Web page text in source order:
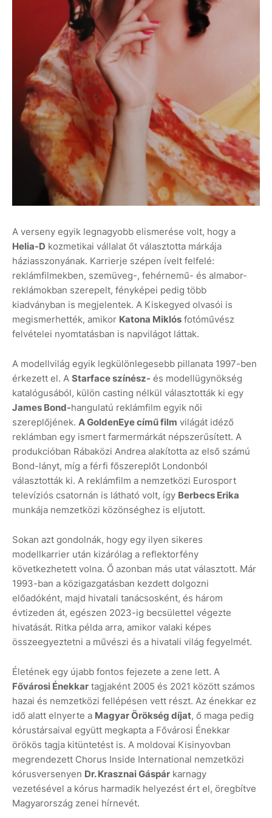
A verseny egyik legnagyobb elismerése volt, hogy a
Helia-D kozmetikai vállalat őt választotta márkája
háziasszonyának. Karrierje szépen ívelt felfelé:
reklámfilmekben, szemüveg-, fehérnemű- és almabor-
reklámokban szerepelt, fényképei pedig több
kiadványban is megjelentek. A Kiskegyed olvasói is
megismerhették, amikor Katona Miklós fotóművész
felvételei nyomtatásban is napvilágot láttak.
A modellvilág egyik legkülönlegesebb pillanata 1997-ben
érkezett el. A Starface színész- és modellügynökség
katalógusából, külön casting nélkül választották ki egy
James Bond-hangulatú reklámfilm egyik női
szereplőjének. A GoldenEye című film világát idéző
reklámban egy ismert farmermárkát népszerűsített. A
produkcióban Rábaközi Andrea alakította az első számú
Bond-lányt, míg a férfi főszereplőt Londonból
választották ki. A reklámfilm a nemzetközi Eurosport
televíziós csatornán is látható volt, így Berbecs Erika
munkája nemzetközi közönséghez is eljutott.
Sokan azt gondolnák, hogy egy ilyen sikeres
modellkarrier után kizárólag a reflektorfény
következhetett volna. Ő azonban más utat választott. Már
1993-ban a közigazgatásban kezdett dolgozni
előadóként, majd hivatali tanácsosként, és három
évtizeden át, egészen 2023-ig becsülettel végezte
hivatását. Ritka példa arra, amikor valaki képes
összeegyeztetni a művészi és a hivatali világ fegyelmét.
Életének egy újabb fontos fejezete a zene lett. A
Fővárosi Énekkar tagjaként 2005 és 2021 között számos
hazai és nemzetközi fellépésen vett részt. Az énekkar ez
idő alatt elnyerte a Magyar Örökség díjat, ő maga pedig
kórustársaival együtt megkapta a Fővárosi Énekkar
örökös tagja kitüntetést is. A moldovai Kisinyovban
megrendezett Chorus Inside International nemzetközi
kórusversenyen Dr. Krasznai Gáspár karnagy
vezetésével a kórus harmadik helyezést ért el, öregbítve
Magyarország zenei hírnevét.